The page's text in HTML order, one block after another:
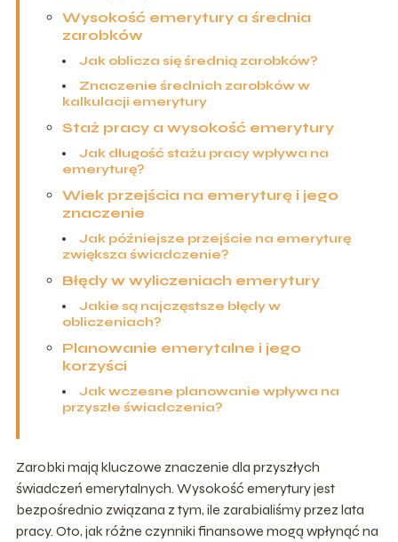
Wysokość emerytury a średnia
zarobków
Jak oblicza się średnią zarobków?
Znaczenie średnich zarobków w
kalkulacji emerytury
Staż pracy a wysokość emerytury
Jak długość stażu pracy wpływa na
emeryturę?
Wiek przejścia na emeryturę i jego
znaczenie
Jak późniejsze przejście na emeryturę
zwiększa świadczenie?
Błędy w wyliczeniach emerytury
Jakie są najczęstsze błędy w
obliczeniach?
Planowanie emerytalne i jego
korzyści
Jak wczesne planowanie wpływa na
przyszłe świadczenia?
Zarobki mają kluczowe znaczenie dla przyszłych
świadczeń emerytalnych. Wysokość emerytury jest
bezpośrednio związana z tym, ile zarabialiśmy przez lata
pracy. Oto, jak różne czynniki finansowe mogą wpłynąć na